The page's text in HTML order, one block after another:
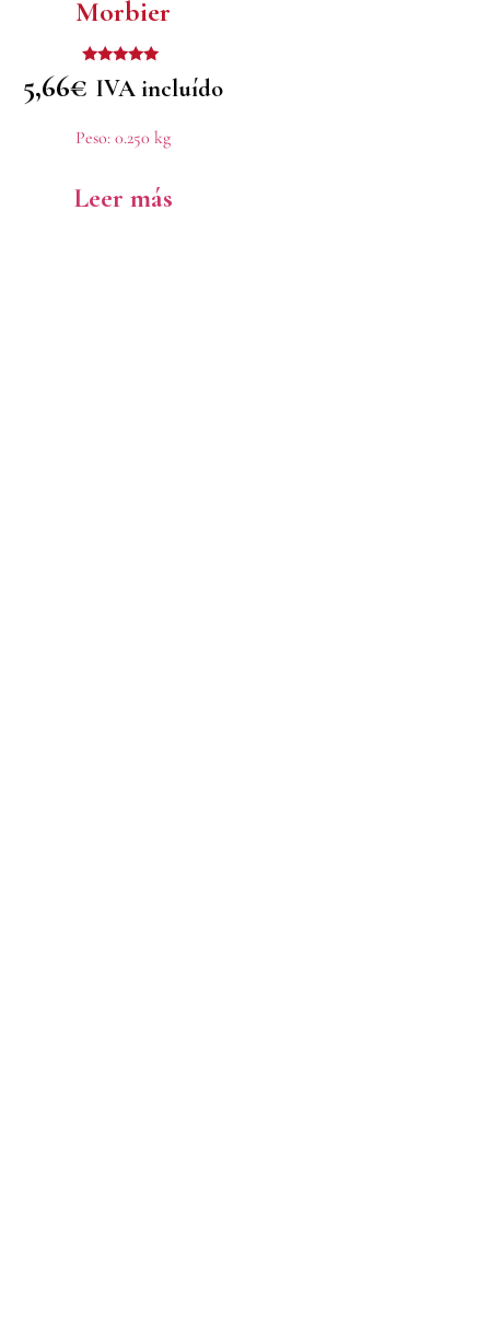
Morbier
con
5,66€ IVA incluído
Peso:0.250 kg
Leer más